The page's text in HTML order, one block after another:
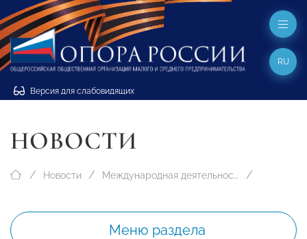
Версия для слабовидящих
RU
НОВОСТИ
Новости Международная деятельность
Меню раздела